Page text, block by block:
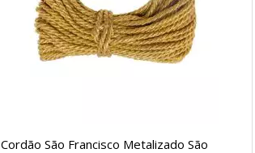
Cordão São Francisco Metalizado São